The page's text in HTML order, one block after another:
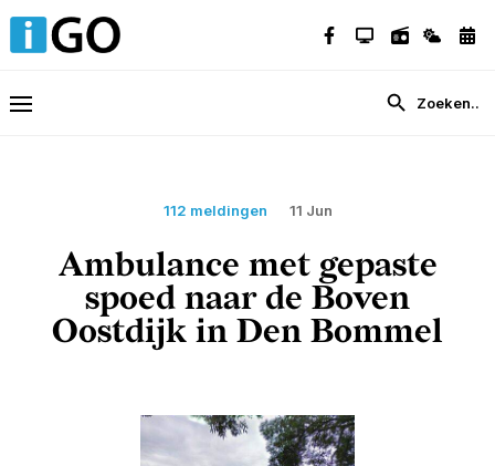
112 meldingen 11 Jun
Ambulance met gepaste
spoed naar de Boven
Oostdijk in Den Bommel